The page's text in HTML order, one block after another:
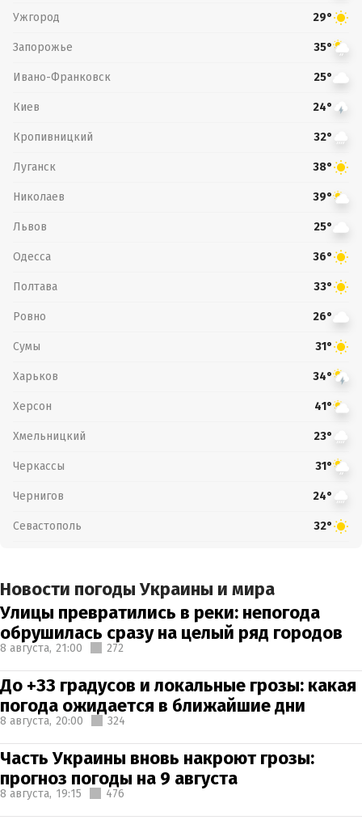
Ужгород 29°
Запорожье 35°
Ивано-Франковск 25°
Киев 24°
Кропивницкий 32°
Луганск 38°
Николаев 39°
Львов 25°
Одесса 36°
Полтава 33°
Ровно 26°
Сумы 31°
Харьков 34°
Херсон 41°
Хмельницкий 23°
Черкассы 31°
Чернигов 24°
Севастополь 32°
Новости погоды Украины и мира
Улицы превратились в реки: непогода
обрушилась сразу на целый ряд городов
8 августа, 21:00 272
До +33 градусов и локальные грозы: какая
погода ожидается в ближайшие дни
8 августа, 20:00 324
Часть Украины вновь накроют грозы:
прогноз погоды на 9 августа
8 августа, 19:15 476